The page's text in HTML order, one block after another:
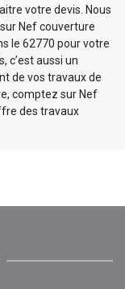
votre devis. Nous
Nef couverture
le 62770 pour votre
c’est aussi un
de vos travaux de
comptez sur Nef
des travaux